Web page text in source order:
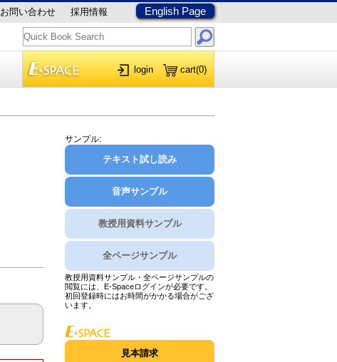
English Page
お問い合わせ 採用情報
login cart(0)
サンプル:
テキスト試し読み
音声サンプル
教授用資料サンプル
全ページサンプル
教授用資料サンプル・全ページサンプルの
閲覧には、E-Spaceログインが必要です。
初回登録時にはお時間がかかる場合がござ
います。
見本請求